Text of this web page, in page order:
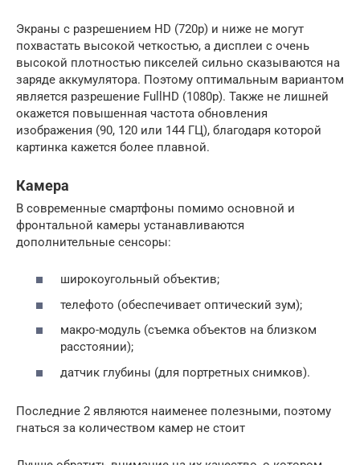
Экраны с разрешением HD (720p) и ниже не могут
похвастать высокой четкостью, а дисплеи с очень
высокой плотностью пикселей сильно сказываются на
заряде аккумулятора. Поэтому оптимальным вариантом
является разрешение FullHD (1080p). Также не лишней
окажется повышенная частота обновления
изображения (90, 120 или 144 ГЦ), благодаря которой
картинка кажется более плавной.
Камера
В современные смартфоны помимо основной и
фронтальной камеры устанавливаются
дополнительные сенсоры:
широкоугольный объектив;
телефото (обеспечивает оптический зум);
макро-модуль (съемка объектов на близком
расстоянии);
датчик глубины (для портретных снимков).
Последние 2 являются наименее полезными, поэтому
гнаться за количеством камер не стоит